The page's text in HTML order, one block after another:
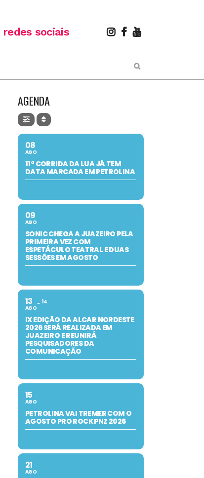
redes sociais
AGENDA
08
AGO
11ª CORRIDA DA LUA JÁ TEM
DATA MARCADA EM PETROLINA
09
AGO
SONIC CHEGA A JUAZEIRO PELA
PRIMEIRA VEZ COM
ESPETÁCULO TEATRAL E DUAS
SESSÕES EM AGOSTO
13
AGO
14
IX EDIÇÃO DA ALCAR NORDESTE
2026 SERÁ REALIZADA EM
JUAZEIRO E REUNIRÁ
PESQUISADORES DA
COMUNICAÇÃO
15
AGO
PETROLINA VAI TREMER COM O
AGOSTO PRO ROCK PNZ 2026
21
AGO